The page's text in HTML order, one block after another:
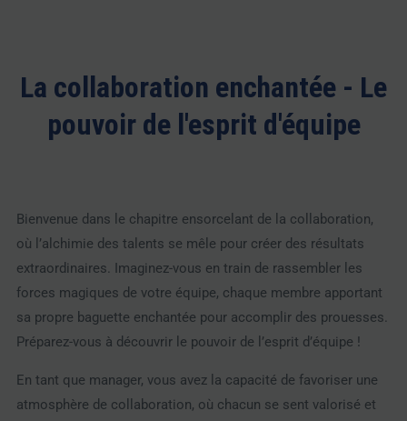
La collaboration enchantée - Le
pouvoir de l'esprit d'équipe
Bienvenue dans le chapitre ensorcelant de la collaboration,
où l’alchimie des talents se mêle pour créer des résultats
extraordinaires. Imaginez-vous en train de rassembler les
forces magiques de votre équipe, chaque membre apportant
sa propre baguette enchantée pour accomplir des prouesses.
Préparez-vous à découvrir le pouvoir de l’esprit d’équipe !
En tant que manager, vous avez la capacité de favoriser une
atmosphère de collaboration, où chacun se sent valorisé et